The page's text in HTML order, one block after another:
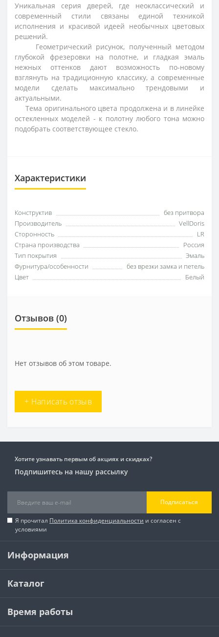
Уникальная серия дверей, где неоклассический и
современный стили связаны единой техникой
исполнения и красивой идеей необычных цветовых
решений.
Геометрический рисунок, полученный методом
глубокой фрезеровки на полотне, и гладкая эмаль
нежных оттенков дают возможность по-новому
взглянуть на традиционную классику, а современные
модели сделать максимально трендовыми и
актуальными.
Тема оригинального цвета продолжена и в линейке
остекленных моделей - к полотну любого тона можно
подобрать соответствующее стекло.
Характеристики
Конструктив
без притвора
Производитель
VellDoris
Сторонность
LR
Страна производства
Россия
Тип покрытия
Эмаль
Фурнитура/особенности
без врезки замка и петель
Цвет
Белый
Отзывов (0)
Нет отзывов об этом товаре.
+ Написать отзыв
Хотите узнавать первым об акциях и скидках?
Подпишитесь на нашу рассылку
Подписаться
Я прочитал Политика конфиденциальности и согласен с
условиями
Информация
Каталог
Время работы